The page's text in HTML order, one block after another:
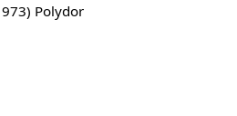
Polydor